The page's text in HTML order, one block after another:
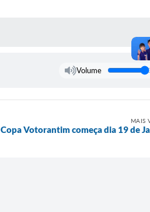
Volume
MAIS
Copa Votorantim começa dia 19 de